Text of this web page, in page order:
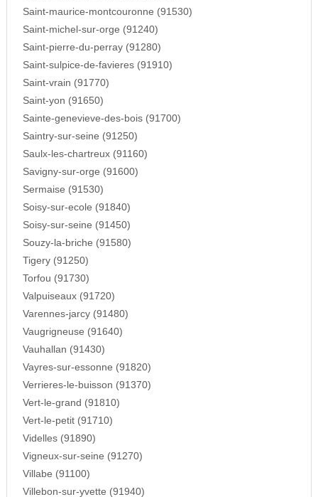
Saint-maurice-montcouronne (91530)
Saint-michel-sur-orge (91240)
Saint-pierre-du-perray (91280)
Saint-sulpice-de-favieres (91910)
Saint-vrain (91770)
Saint-yon (91650)
Sainte-genevieve-des-bois (91700)
Saintry-sur-seine (91250)
Saulx-les-chartreux (91160)
Savigny-sur-orge (91600)
Sermaise (91530)
Soisy-sur-ecole (91840)
Soisy-sur-seine (91450)
Souzy-la-briche (91580)
Tigery (91250)
Torfou (91730)
Valpuiseaux (91720)
Varennes-jarcy (91480)
Vaugrigneuse (91640)
Vauhallan (91430)
Vayres-sur-essonne (91820)
Verrieres-le-buisson (91370)
Vert-le-grand (91810)
Vert-le-petit (91710)
Videlles (91890)
Vigneux-sur-seine (91270)
Villabe (91100)
Villebon-sur-yvette (91940)